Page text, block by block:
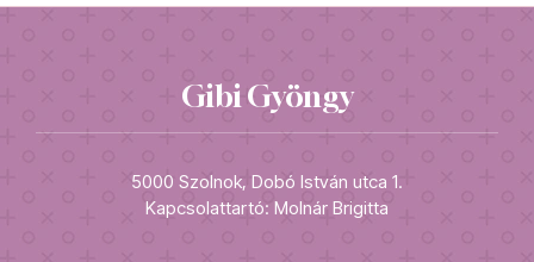
Gibi Gyöngy
5000 Szolnok, Dobó István utca 1.
Kapcsolattartó: Molnár Brigitta